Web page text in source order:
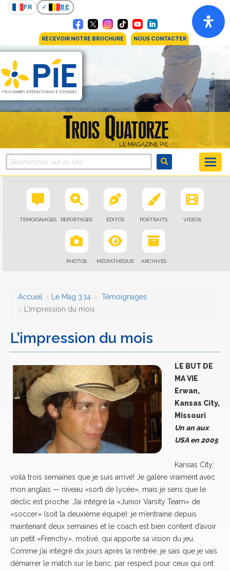
FR BE
RECEVOIR NOTRE BROCHURE NOUS CONTACTER
TÉMOIGNAGES REPORTAGES ÉDITOS PORTRAITS VIDÉOS
PHOTOS MÉDIATHÈQUE ARCHIVES
Accueil Le Mag 3.14
Témoignages
L’impression du mois
L’impression du mois
LE BUT DE
MA VIE
Erwan,
Kansas City,
Missouri
Un an aux
USA en 2005
Kansas City:
voilà trois semaines que je suis arrivé! Je galère vraiment avec
mon anglais — niveau «sorti de lycée», mais je sens que le
déclic est proche. J’ai intégré la «Junior Varsity Team» de
«soccer» (soit la deuxième équipe): je m’entraine depuis
maintenant deux semaines et le coach est bien content d’avoir
un petit «Frenchy», motivé, qui apporte sa vision du jeu.
Comme j’ai intégré dix jours après la rentrée, je sais que je vais
démarrer le match sur le banc, par respect pour ceux qui ont